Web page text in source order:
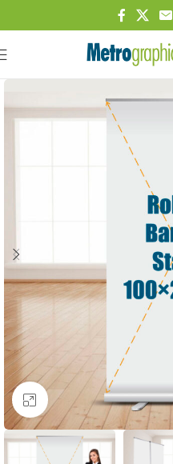
Κάντε κλικ για μεγέθυνση